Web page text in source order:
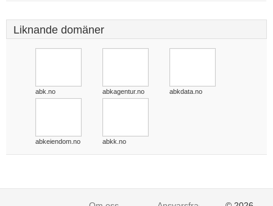
Liknande domäner
abk.no abkagentur.no abkdata.no
abkeiendom.no abkk.no